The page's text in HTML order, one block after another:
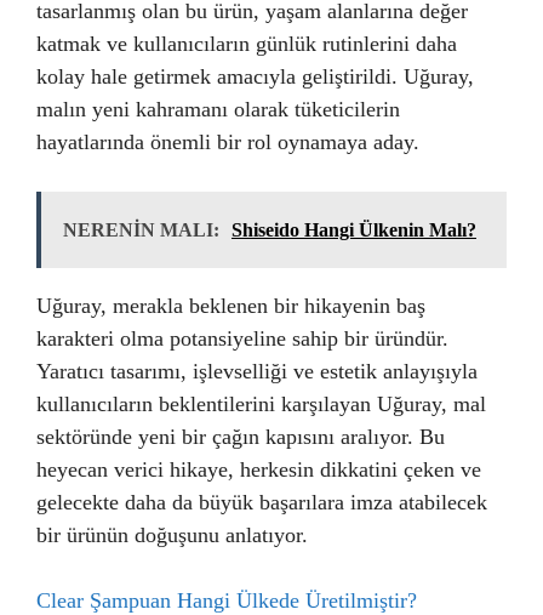
tasarlanmış olan bu ürün, yaşam alanlarına değer
katmak ve kullanıcıların günlük rutinlerini daha
kolay hale getirmek amacıyla geliştirildi. Uğuray,
malın yeni kahramanı olarak tüketicilerin
hayatlarında önemli bir rol oynamaya aday.
NERENİN MALI: Shiseido Hangi Ülkenin Malı?
Uğuray, merakla beklenen bir hikayenin baş
karakteri olma potansiyeline sahip bir üründür.
Yaratıcı tasarımı, işlevselliği ve estetik anlayışıyla
kullanıcıların beklentilerini karşılayan Uğuray, mal
sektöründe yeni bir çağın kapısını aralıyor. Bu
heyecan verici hikaye, herkesin dikkatini çeken ve
gelecekte daha da büyük başarılara imza atabilecek
bir ürünün doğuşunu anlatıyor.
Clear Şampuan Hangi Ülkede Üretilmiştir?